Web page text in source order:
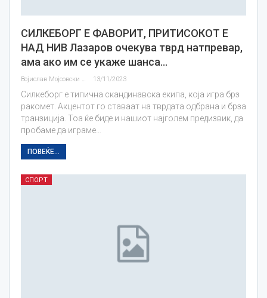
СИЛКЕБОРГ Е ФАВОРИТ, ПРИТИСОКОТ Е
НАД НИВ Лазаров очекува тврд натпревар,
ама ако им се укаже шанса…
Војислав Мојсовски 13/11/2023
Силкеборг е типична скандинавска екипа, која игра брз
ракомет. Акцентот го ставаат на тврдата одбрана и брза
транзиција. Тоа ќе биде и нашиот најголем предизвик, да
пробаме да играме…
ПОВЕЌЕ...
СПОРТ